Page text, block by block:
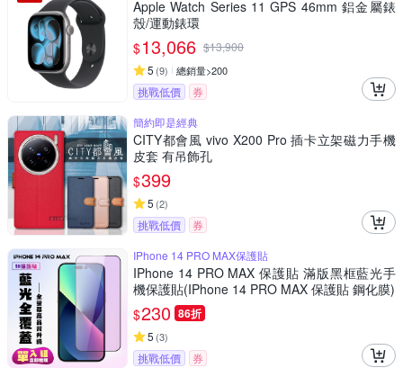
Apple Watch Series 11 GPS 46mm 鋁金屬錶
殼/運動錶環
$13,066 $13,900
5 (9) 總銷量>200
挑戰低價
券
簡約即是經典
CITY都會風 vivo X200 Pro 插卡立架磁力手機
皮套 有吊飾孔
$399
5 (2)
挑戰低價
券
IPhone 14 PRO MAX保護貼
IPhone 14 PRO MAX 保護貼 滿版黑框藍光手
機保護貼(IPhone 14 PRO MAX 保護貼 鋼化膜)
$230 86折
5 (3)
挑戰低價 券